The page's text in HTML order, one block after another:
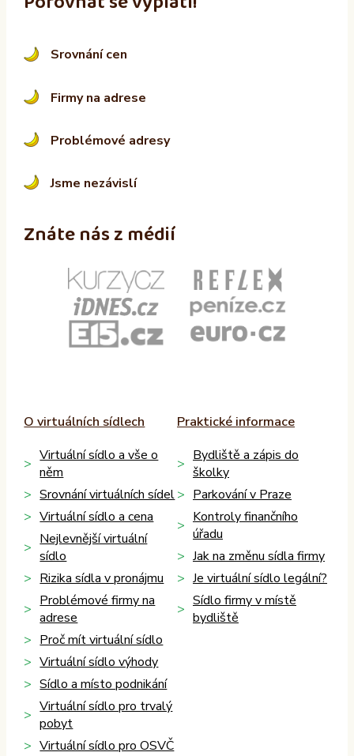
Srovnání cen
Firmy na adrese
Problémové adresy
Jsme nezávislí
Znáte nás z médií
O virtuálních sídlech
Virtuální sídlo a vše o
něm
Srovnání virtuálních sídel
Virtuální sídlo a cena
Nejlevnější virtuální
sídlo
Rizika sídla v pronájmu
Problémové firmy na
adrese
Proč mít virtuální sídlo
Virtuální sídlo výhody
Sídlo a místo podnikání
Virtuální sídlo pro trvalý
pobyt
Virtuální sídlo pro OSVČ
Praktické informace
Bydliště a zápis do
školky
Parkování v Praze
Kontroly finančního
úřadu
Jak na změnu sídla firmy
Je virtuální sídlo legální?
Sídlo firmy v místě
bydliště